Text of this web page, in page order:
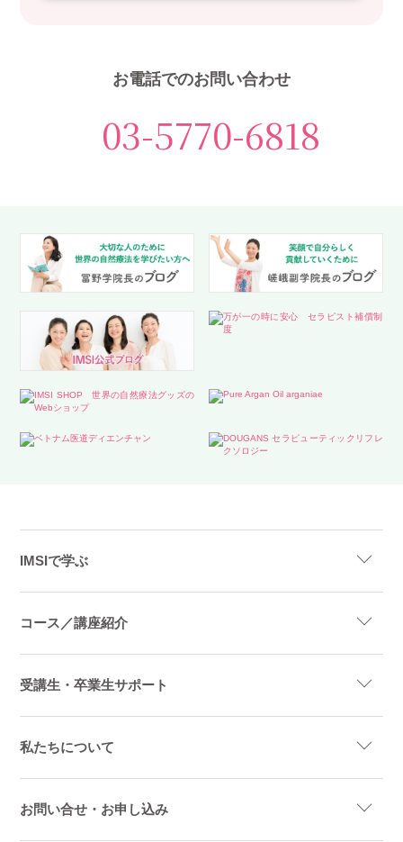
お電話でのお問い合わせ
03-5770-6818
IMSIで学ぶ
コース／講座紹介
受講生・卒業生サポート
私たちについて
お問い合せ・お申し込み